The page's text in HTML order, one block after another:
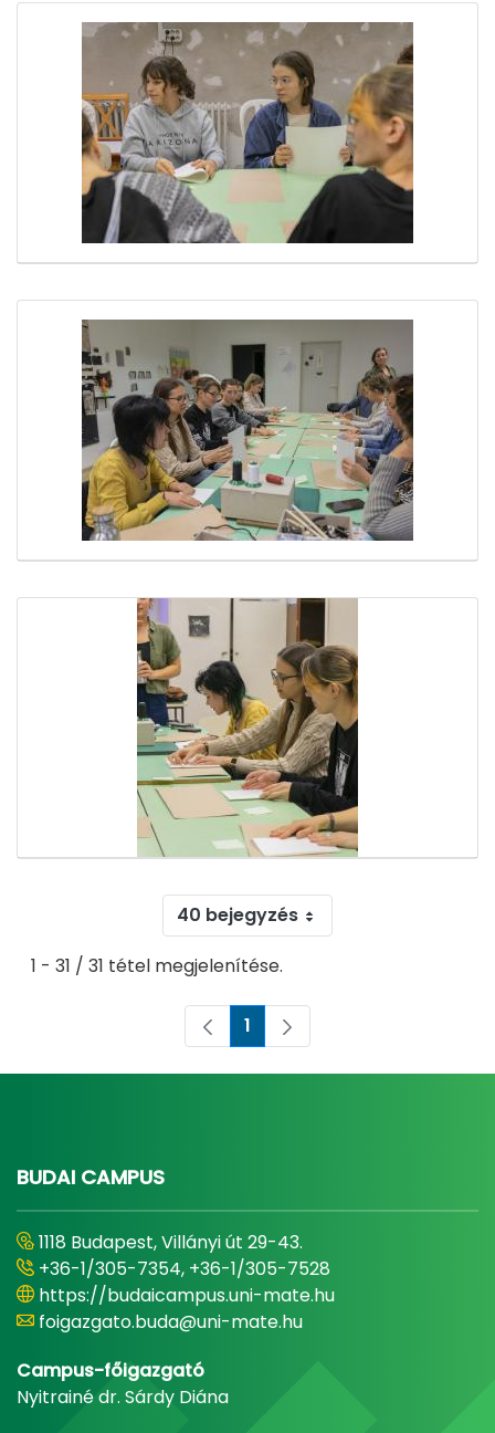
40 bejegyzés
1 - 31 / 31 tétel megjelenítése.
Oldal
1
BUDAI CAMPUS
1118 Budapest, Villányi út 29-43.
+36-1/305-7354, +36-1/305-7528
https://budaicampus.uni-mate.hu
foigazgato.buda@uni-mate.hu
Campus-főigazgató
Nyitrainé dr. Sárdy Diána